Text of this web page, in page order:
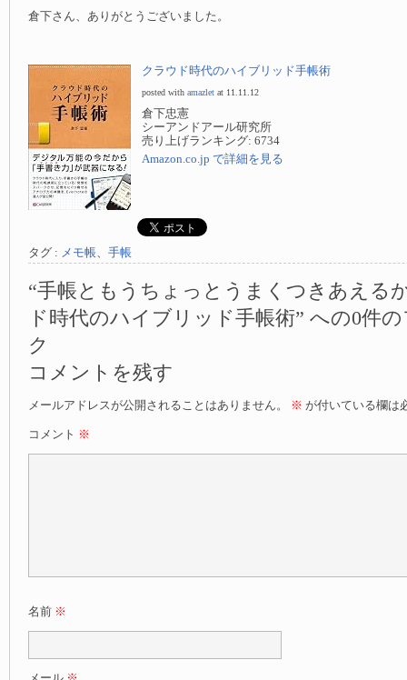
倉下さん、ありがとうございました。
クラウド時代のハイブリッド手帳術
posted with amazlet at 11.11.12
倉下忠憲
シーアンドアール研究所
売り上げランキング: 6734
Amazon.co.jp で詳細を見る
タグ : メモ帳、 手帳
“手帳ともうちょっとうまくつきあえる
ド時代のハイブリッド手帳術” への0件
ク
コメントを残す
メールアドレスが公開されることはありません。 ※ が付いている欄は
コメント ※
名前 ※